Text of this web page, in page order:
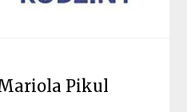
Pikul